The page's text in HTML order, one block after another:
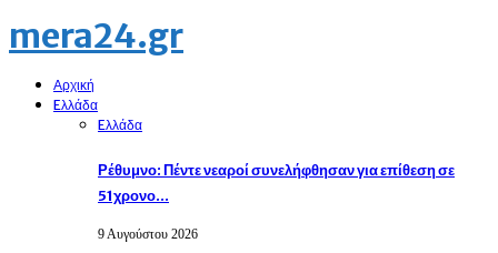
mera24.gr
Αρχική
Eλλάδα
Eλλάδα
Ρέθυμνο: Πέντε νεαροί συνελήφθησαν για επίθεση σε
51χρονο…
9 Αυγούστου 2026